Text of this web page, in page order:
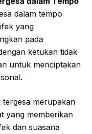
dalam tempo
yang
pada
ketukan tidak
untuk menciptakan
tergesa merupakan
yang memberikan
dan suasana